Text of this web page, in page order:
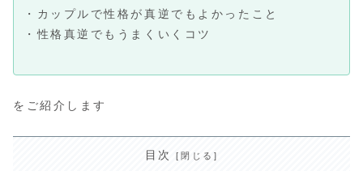
・カップルで性格が真逆でもよかったこと
・性格真逆でもうまくいくコツ
をご紹介します
目次